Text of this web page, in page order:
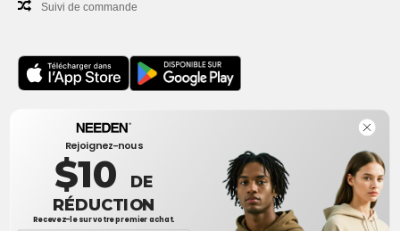
Suivi de commande
Bureau
One Dundas Street West Suite 2500
Toronto, Ontario, M5G 1Z3
Ceci n'est PAS l'adresse de retour. Pour les retours, voir ici
Bureau
Rejoignez-nous
$10 DE
RÉDUCTION
Recevez-le sur votre premier achat.